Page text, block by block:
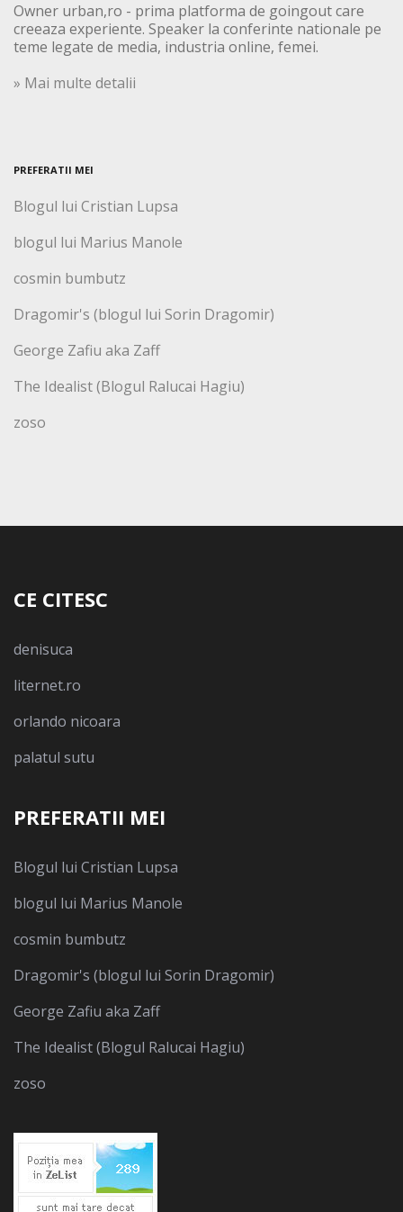
Owner urban,ro - prima platforma de goingout care
creeaza experiente. Speaker la conferinte nationale pe
teme legate de media, industria online, femei.
» Mai multe detalii
PREFERATII MEI
Blogul lui Cristian Lupsa
blogul lui Marius Manole
cosmin bumbutz
Dragomir's (blogul lui Sorin Dragomir)
George Zafiu aka Zaff
The Idealist (Blogul Ralucai Hagiu)
zoso
CE CITESC
denisuca
liternet.ro
orlando nicoara
palatul sutu
PREFERATII MEI
Blogul lui Cristian Lupsa
blogul lui Marius Manole
cosmin bumbutz
Dragomir's (blogul lui Sorin Dragomir)
George Zafiu aka Zaff
The Idealist (Blogul Ralucai Hagiu)
zoso